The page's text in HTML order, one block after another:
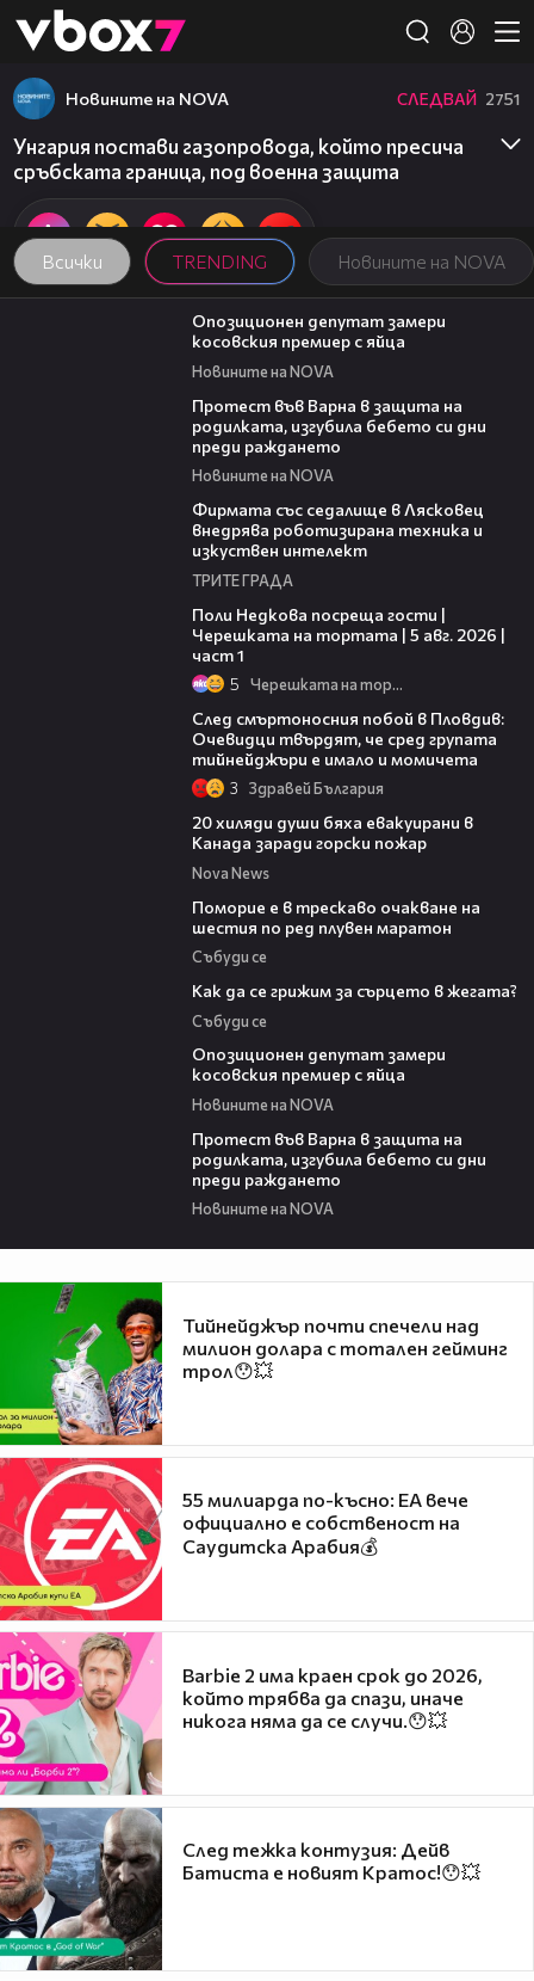
👾
Всички TRENDING Новините на NOVA
Новините на NOVA СЛЕДВАЙ 2751
Унгария постави газопровода, който пресича
сръбската граница, под военна защита
00:48
Опозиционен депутат замери
косовския премиер с яйца
Новините на NOVA
Протест във Варна в защита на
родилката, изгубила бебето си дни
преди раждането
Новините на NOVA
Фирмата със седалище в Лясковец
внедрява роботизирана техника и
изкуствен интелект
ТРИТЕ ГРАДА
Поли Недкова посреща гости |
Черешката на тортата | 5 авг. 2026 |
част 1
5 Черешката на тортата
След смъртоносния побой в Пловдив:
Очевидци твърдят, че сред групата
тийнейджъри е имало и момичета
3 Здравей България
20 хиляди души бяха евакуирани в
Канада заради горски пожар
Nova News
Поморие е в трескаво очакване на
шестия по ред плувен маратон
Събуди се
Как да се грижим за сърцето в жегата?
Събуди се
Опозиционен депутат замери
косовския премиер с яйца
Новините на NOVA
Протест във Варна в защита на
родилката, изгубила бебето си дни
преди раждането
Новините на NOVA
Тийнейджър почти спечели над
милион долара с тотален гейминг
трол😯💥
55 милиарда по-късно: EA вече
официално е собственост на
Саудитска Арабия💰
Barbie 2 има краен срок до 2026,
който трябва да спази, иначе
никога няма да се случи.😯💥
След тежка контузия: Дейв
Батиста е новият Кратос!😯💥